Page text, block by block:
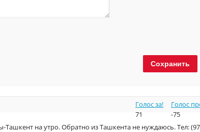
Голос за!
71
Голос
-75
Ташкент на утро. Обратно из Ташкента не нуждаюсь. Тел: